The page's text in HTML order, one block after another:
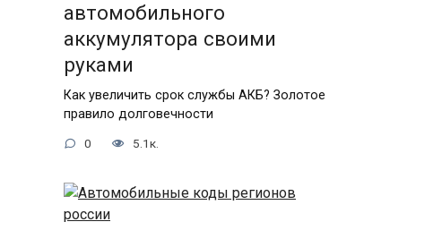
автомобильного
аккумулятора своими
руками
Как увеличить срок службы АКБ? Золотое
правило долговечности
0 5.1к.